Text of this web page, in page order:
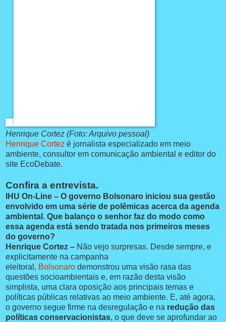
Henrique Cortez (Foto: Arquivo pessoal)
Henrique Cortez é jornalista especializado em meio
ambiente, consultor em comunicação ambiental e editor do
site EcoDebate.
Confira a entrevista.
IHU On-Line – O governo Bolsonaro iniciou sua gestão
envolvido em uma série de polêmicas acerca da agenda
ambiental. Que balanço o senhor faz do modo como
essa agenda está sendo tratada nos primeiros meses
do governo?
Henrique Cortez – Não vejo surpresas. Desde sempre, e
explicitamente na campanha
eleitoral, Bolsonaro demonstrou uma visão rasa das
questões socioambientais e, em razão desta visão
simplista, uma clara oposição aos principais temas e
políticas públicas relativas ao meio ambiente. E, até agora,
o governo segue firme na desregulação e na redução das
políticas conservacionistas, o que deve se aprofundar ao